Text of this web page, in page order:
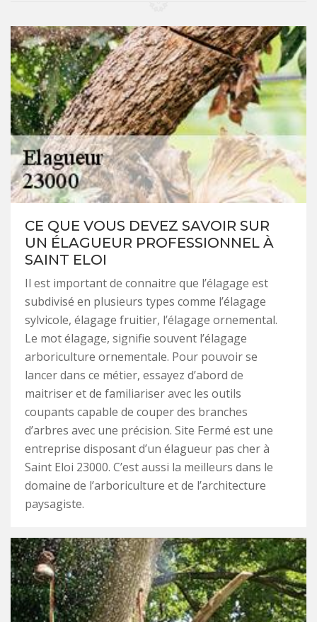
CE QUE VOUS DEVEZ SAVOIR SUR
UN ÉLAGUEUR PROFESSIONNEL À
SAINT ELOI
Il est important de connaitre que l’élagage est
subdivisé en plusieurs types comme l’élagage
sylvicole, élagage fruitier, l’élagage ornemental.
Le mot élagage, signifie souvent l’élagage
arboriculture ornementale. Pour pouvoir se
lancer dans ce métier, essayez d’abord de
maitriser et de familiariser avec les outils
coupants capable de couper des branches
d’arbres avec une précision. Site Fermé est une
entreprise disposant d’un élagueur pas cher à
Saint Eloi 23000. C’est aussi la meilleurs dans le
domaine de l’arboriculture et de l’architecture
paysagiste.